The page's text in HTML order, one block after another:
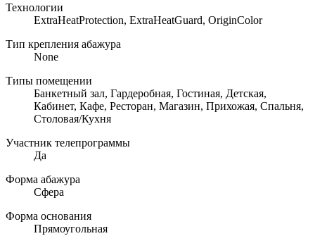
Технологии
ExtraHeatProtection, ExtraHeatGuard, OriginColor
Тип крепления абажура
None
Типы помещении
Банкетный зал, Гардеробная, Гостиная, Детская,
Кабинет, Кафе, Ресторан, Магазин, Прихожая, Спальня,
Столовая/Кухня
Участник телепрограммы
Да
Форма абажура
Сфера
Форма основания
Прямоугольная